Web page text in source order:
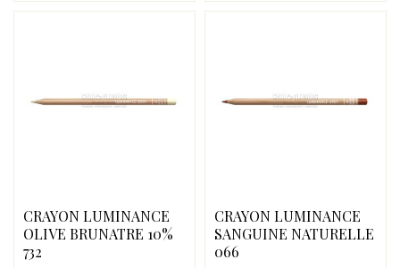
CRAYON LUMINANCE
OLIVE BRUNATRE 10%
732
CRAYON LUMINANCE
SANGUINE NATURELLE
066